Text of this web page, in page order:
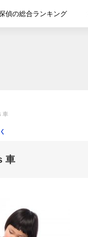
偵の総合ランキング
車
車